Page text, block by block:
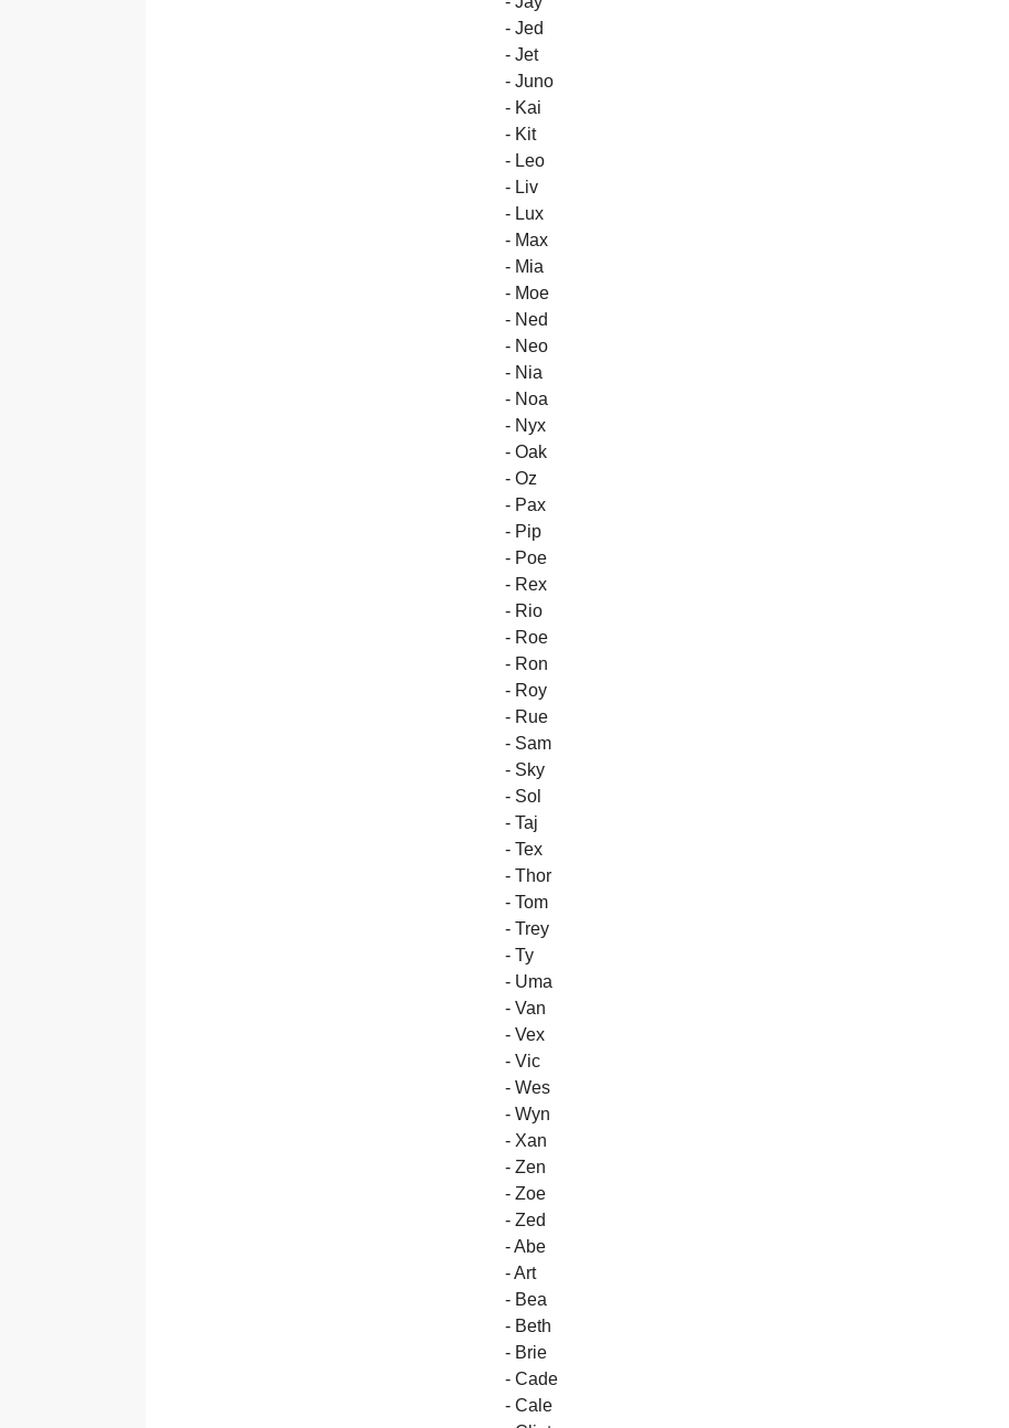
- Jed
- Jet
- Juno
- Kai
- Kit
- Leo
- Liv
- Lux
- Max
- Mia
- Moe
- Ned
- Neo
- Nia
- Noa
- Nyx
- Oak
- Oz
- Pax
- Pip
- Poe
- Rex
- Rio
- Roe
- Ron
- Roy
- Rue
- Sam
- Sky
- Sol
- Taj
- Tex
- Thor
- Tom
- Trey
- Ty
- Uma
- Van
- Vex
- Vic
- Wes
- Wyn
- Xan
- Zen
- Zoe
- Zed
- Abe
- Art
- Bea
- Beth
- Brie
- Cade
- Cale